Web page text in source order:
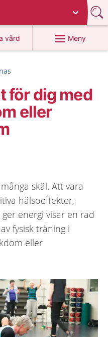
vård
1177.se
Meny
för dig med
eller
skäl. Att vara
hälsoeffekter,
energi visar en rad
fysisk träning i
eller